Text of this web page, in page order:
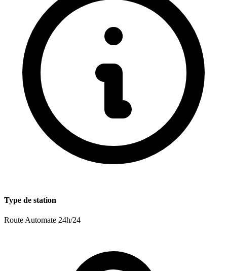
Type de station
Route Automate 24h/24